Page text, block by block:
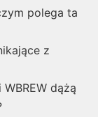
polega ta
z
dążą